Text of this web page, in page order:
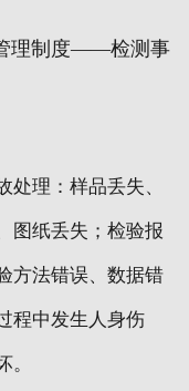
理制度——检测事
理：样品丢失、
图纸丢失；检验报
方法错误、数据错
程中发生人身伤